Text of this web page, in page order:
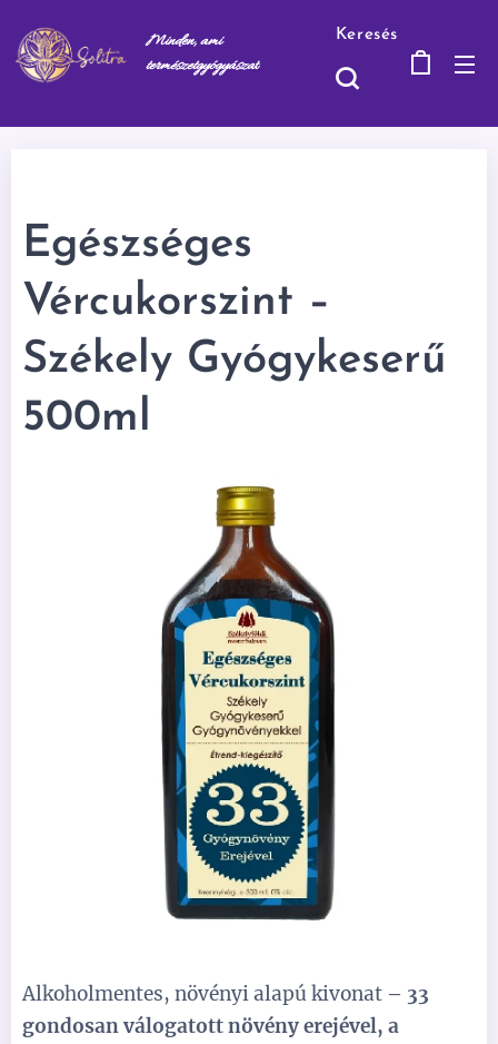
Minden, ami
természetgyógyászat
Keresés
Egészséges
Vércukorszint –
Székely Gyógykeserű
500ml
Alkoholmentes, növényi alapú kivonat – 33
gondosan válogatott növény erejével, a